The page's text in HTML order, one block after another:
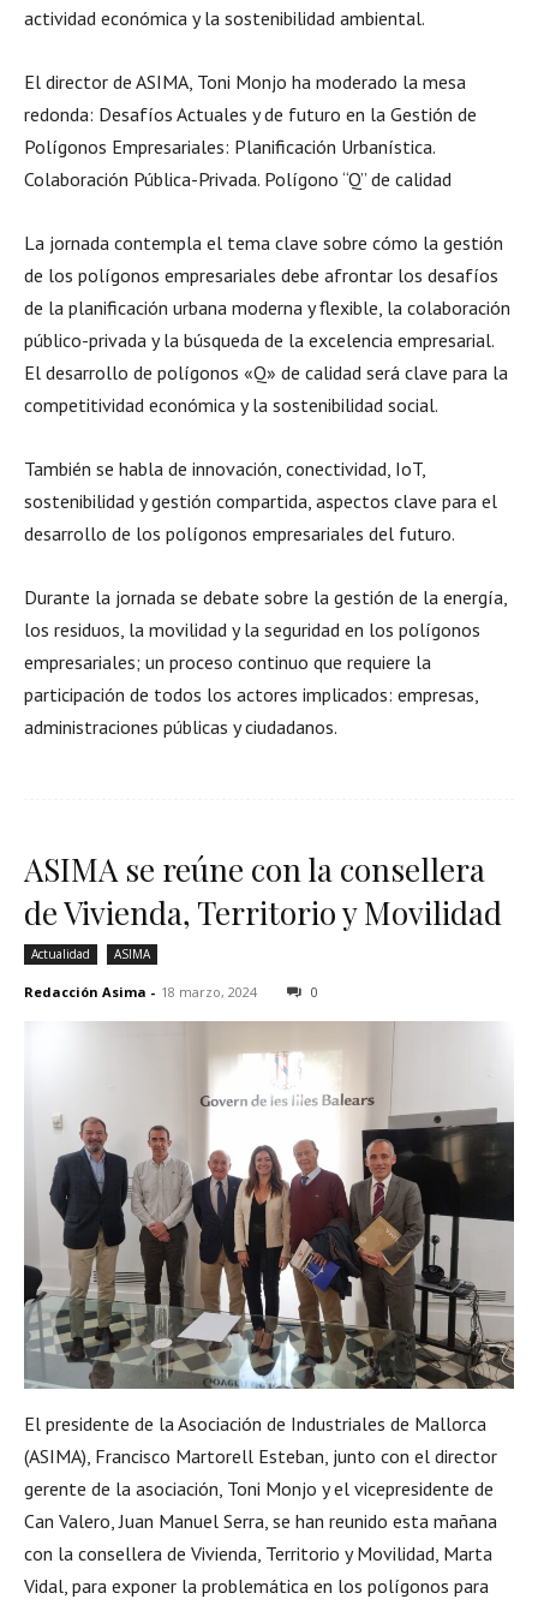
actividad económica y la sostenibilidad ambiental.
El director de ASIMA, Toni Monjo ha moderado la mesa
redonda: Desafíos Actuales y de futuro en la Gestión de
Polígonos Empresariales: Planificación Urbanística.
Colaboración Pública-Privada. Polígono “Q” de calidad
La jornada contempla el tema clave sobre cómo la gestión
de los polígonos empresariales debe afrontar los desafíos
de la planificación urbana moderna y flexible, la colaboración
público-privada y la búsqueda de la excelencia empresarial.
El desarrollo de polígonos «Q» de calidad será clave para la
competitividad económica y la sostenibilidad social.
También se habla de innovación, conectividad, IoT,
sostenibilidad y gestión compartida, aspectos clave para el
desarrollo de los polígonos empresariales del futuro.
Durante la jornada se debate sobre la gestión de la energía,
los residuos, la movilidad y la seguridad en los polígonos
empresariales; un proceso continuo que requiere la
participación de todos los actores implicados: empresas,
administraciones públicas y ciudadanos.
ASIMA se reúne con la consellera
de Vivienda, Territorio y Movilidad
Actualidad ASIMA
Redacción Asima - 18 marzo, 2024 0
El presidente de la Asociación de Industriales de Mallorca
(ASIMA), Francisco Martorell Esteban, junto con el director
gerente de la asociación, Toni Monjo y el vicepresidente de
Can Valero, Juan Manuel Serra, se han reunido esta mañana
con la consellera de Vivienda, Territorio y Movilidad, Marta
Vidal, para exponer la problemática en los polígonos para